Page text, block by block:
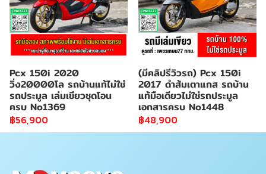
Pcx 150i 2020
วิ่ง20000โล รถบ้านแท้ไม่ใช่
รถประมูล เล่มเขียวชุดโอน
ครบ No1369
฿56,900
(มีคลิปรีวิวรถ) Pcx 150i
2017 ดำส้มเตาแกส รถบ้าน
แท้มือเดียวไม่ใช่รถประมูล
เอกสารครบ No1448
฿48,900